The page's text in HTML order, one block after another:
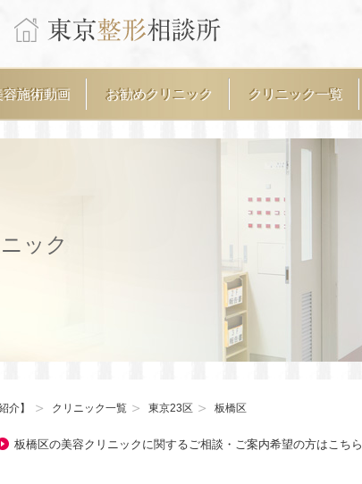
容施術動画 お勧めクリニック クリニック一覧
ック
介】 クリニック一覧 東京23区 板橋区
板橋区の美容クリニックに関するご相談・ご案内希望の方はこちら